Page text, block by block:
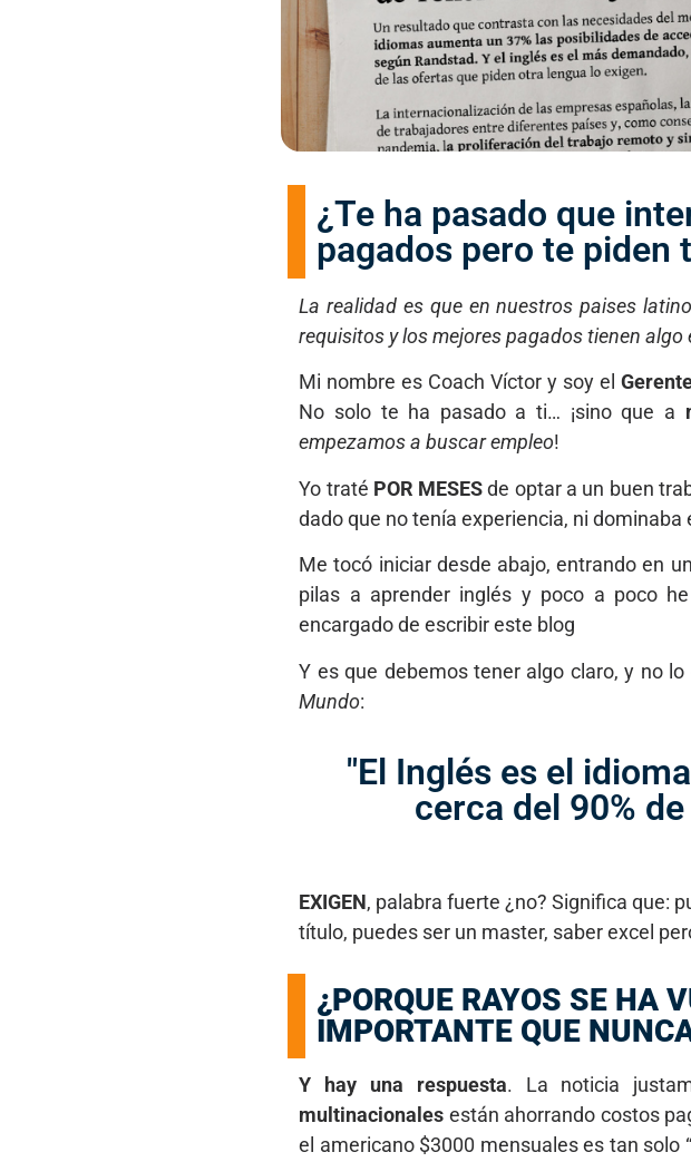
¿Te ha pasado que
pagados pero te piden
La realidad es que en nuestros paises
requisitos y los mejores pagados tienen algo
Mi nombre es Coach Víctor y soy el
No solo te ha pasado a ti… ¡sino que a
empezamos a buscar empleo!
Yo traté POR MESESde optar a un buen
dado que no tenía experiencia, ni
Me tocó iniciar desde abajo, entrando en
pilas a aprender inglés y poco a poco
encargado de escribir este blog
Y es que debemos tener algo claro, y no
Mundo:
"El Inglés es el
cerca del 90%
EXIGEN, palabra fuerte ¿no? Significa que:
título, puedes ser un master, saber excel
¿PORQUE RAYOS SE HA
IMPORTANTE QUE
Y hay una respuesta. La noticia
multinacionales están ahorrando costos
el americano $3000 mensuales es tan solo